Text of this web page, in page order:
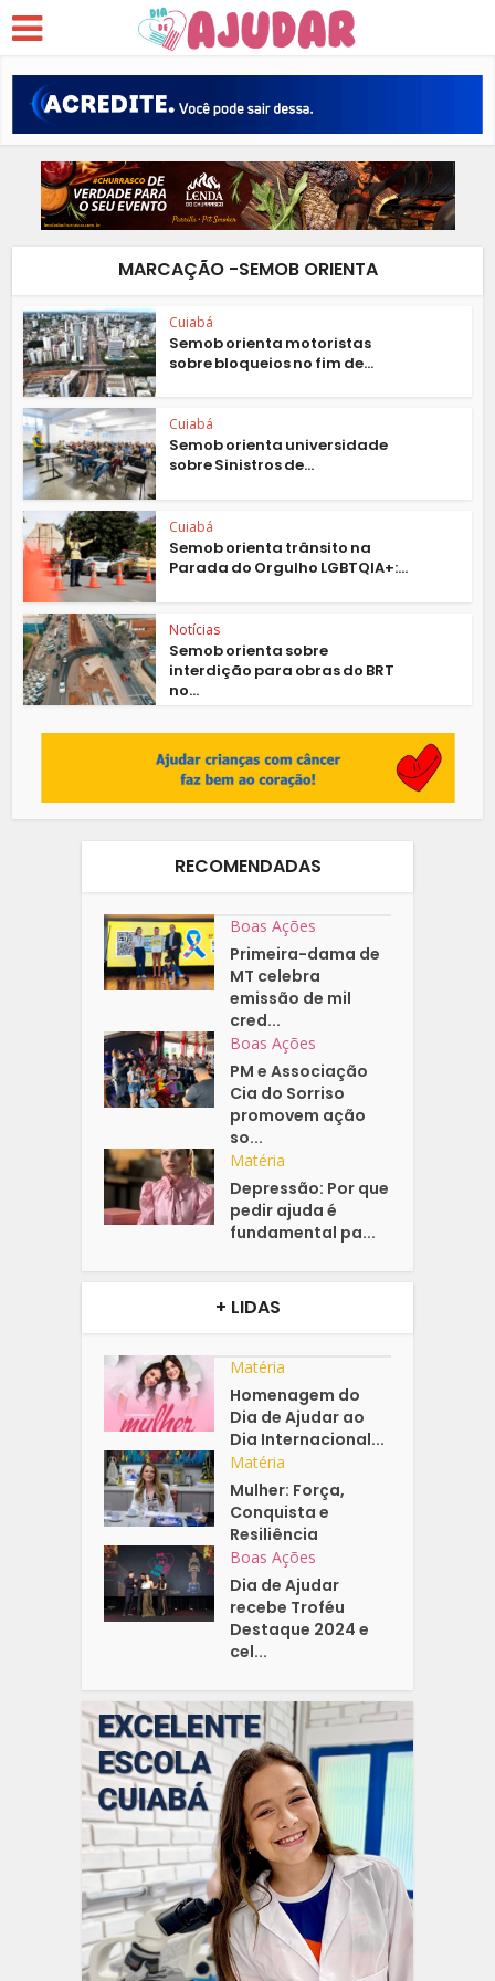
MARCAÇÃO -SEMOB ORIENTA
Cuiabá
Semob orienta motoristas
sobre bloqueios no fim de...
Cuiabá
Semob orienta universidade
sobre Sinistros de...
Cuiabá
Semob orienta trânsito na
Parada do Orgulho LGBTQIA+:...
Notícias
Semob orienta sobre
interdição para obras do BRT
no...
RECOMENDADAS
Boas Ações
Primeira-dama de
MT celebra
emissão de mil
cred...
Boas Ações
PM e Associação
Cia do Sorriso
promovem ação
so...
Matéria
Depressão: Por que
pedir ajuda é
fundamental pa...
+ LIDAS
Matéria
Homenagem do
Dia de Ajudar ao
Dia Internacional...
Matéria
Mulher: Força,
Conquista e
Resiliência
Boas Ações
Dia de Ajudar
recebe Troféu
Destaque 2024 e
cel...